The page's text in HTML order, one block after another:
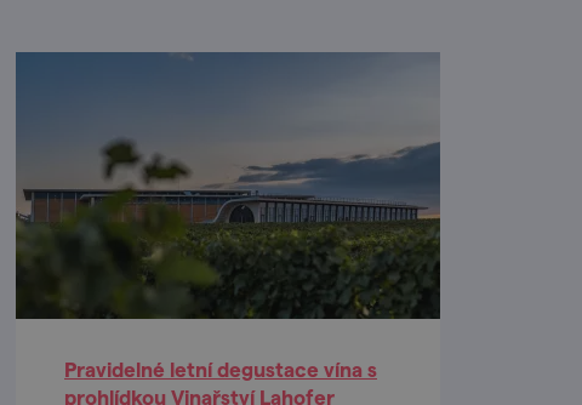
Pravidelné letní degustace vína s
prohlídkou Vinařství Lahofer